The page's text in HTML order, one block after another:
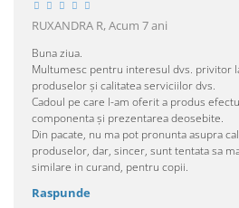
RUXANDRA R,Acum 7 ani
Buna ziua.
Multumesc pentru interesul dvs. privitor
produselor și calitatea serviciilor dvs.
Cadoul pe care l-am oferit a produs
componenta și prezentarea deosebite.
Din pacate, nu ma pot pronunta asupra
produselor, dar, sincer, sunt tentata sa
similare in curand, pentru copii.
Raspunde